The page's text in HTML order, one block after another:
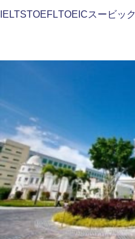
IELTSTOEFLTOEICスービック